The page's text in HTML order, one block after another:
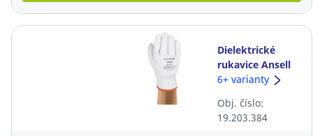
Dielektrické
rukavice Ansell
ActivArmr® 96-
biele, 10 párov
6+ varianty
Obj. číslo:
19.203.384